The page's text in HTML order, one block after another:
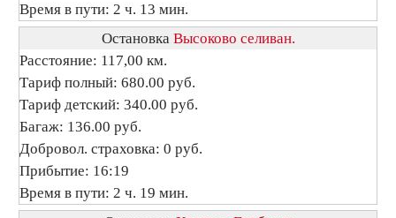
Время в пути: 2 ч. 13 мин.
Остановка Высоково селиван.
Расстояние: 117,00 км.
Тариф полный: 680.00 руб.
Тариф детский: 340.00 руб.
Багаж: 136.00 руб.
Добровол. страховка: 0 руб.
Прибытие: 16:19
Время в пути: 2 ч. 19 мин.